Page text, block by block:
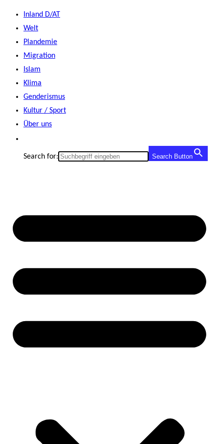
Zum
Inhalt
springen
Inland D/AT
Welt
Plandemie
Migration
Islam
Klima
Genderismus
Kultur / Sport
Über uns
Search for: Search Button